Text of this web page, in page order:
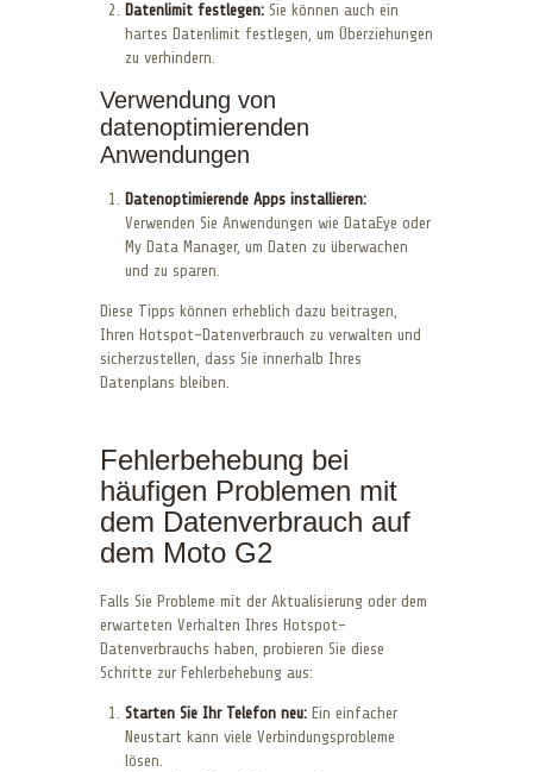
Datenlimit festlegen: Sie können auch ein
hartes Datenlimit festlegen, um Überziehungen
zu verhindern.
Verwendung von
datenoptimierenden
Anwendungen
Datenoptimierende Apps installieren:
Verwenden Sie Anwendungen wie DataEye oder
My Data Manager, um Daten zu überwachen
und zu sparen.
Diese Tipps können erheblich dazu beitragen,
Ihren Hotspot-Datenverbrauch zu verwalten und
sicherzustellen, dass Sie innerhalb Ihres
Datenplans bleiben.
Fehlerbehebung bei
häufigen Problemen mit
dem Datenverbrauch auf
dem Moto G2
Falls Sie Probleme mit der Aktualisierung oder dem
erwarteten Verhalten Ihres Hotspot-
Datenverbrauchs haben, probieren Sie diese
Schritte zur Fehlerbehebung aus:
Starten Sie Ihr Telefon neu: Ein einfacher
Neustart kann viele Verbindungsprobleme
lösen.